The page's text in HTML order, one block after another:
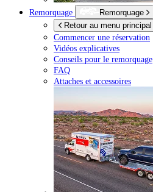
Remorquage
Remorquage
Retour au menu principal
Commencer une réservation
Vidéos explicatives
Conseils pour le remorquage
FAQ
Attaches et accessoires